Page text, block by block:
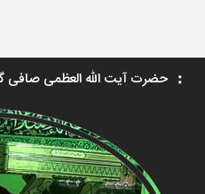
حضرت آیت الله العظمی صافی